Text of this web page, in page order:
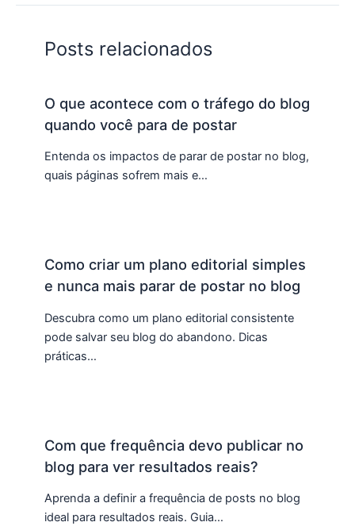
Posts relacionados
O que acontece com o tráfego do blog
quando você para de postar
Entenda os impactos de parar de postar no blog,
quais páginas sofrem mais e…
Como criar um plano editorial simples
e nunca mais parar de postar no blog
Descubra como um plano editorial consistente
pode salvar seu blog do abandono. Dicas
práticas…
Com que frequência devo publicar no
blog para ver resultados reais?
Aprenda a definir a frequência de posts no blog
ideal para resultados reais. Guia…